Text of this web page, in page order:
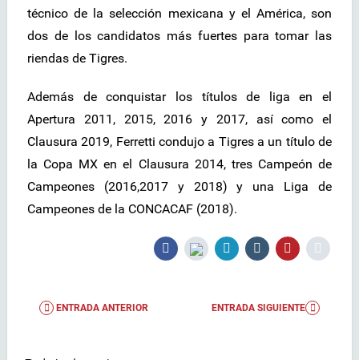
técnico de la selección mexicana y el América, son
dos de los candidatos más fuertes para tomar las
riendas de Tigres.
Además de conquistar los títulos de liga en el
Apertura 2011, 2015, 2016 y 2017, así como el
Clausura 2019, Ferretti condujo a Tigres a un título de
la Copa MX en el Clausura 2014, tres Campeón de
Campeones (2016,2017 y 2018) y una Liga de
Campeones de la CONCACAF (2018).
ENTRADA ANTERIOR ENTRADA SIGUIENTE